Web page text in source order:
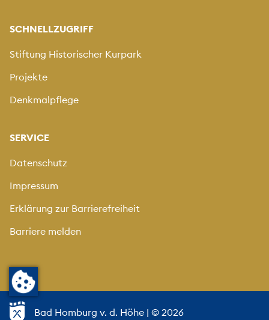
SCHNELLZUGRIFF
Stiftung Historischer Kurpark
Projekte
Denkmalpflege
SERVICE
Datenschutz
Impressum
Erklärung zur Barrierefreiheit
Barriere melden
Bad Homburg v. d. Höhe | © 2026